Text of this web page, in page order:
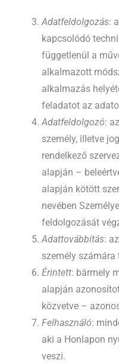
Adatfeldolgozás:
kapcsolódó
függetlenül a
alkalmazott
alkalmazás
feladatot az
Adatfeldolgozó:
személy, illetve
rendelkező
alapján –
alapján kötött
nevében
feldolgozását
Adattovábbítás:
személy számára
Érintett: bármely
alapján
közvetve –
Felhasználó:
aki a Honlapon
veszi.